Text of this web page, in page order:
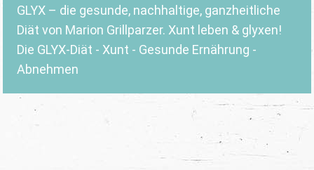
GLYX – die gesunde, nachhaltige, ganzheitliche
Diät von Marion Grillparzer. Xunt leben & glyxen!
Die GLYX-Diät - Xunt - Gesunde Ernährung -
Abnehmen